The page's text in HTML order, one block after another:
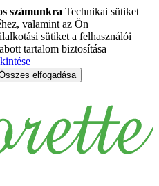
számunkra Technikai sütiket
valamint az Ön
sütiket a felhasználói
tartalom biztosítása
elfogadása